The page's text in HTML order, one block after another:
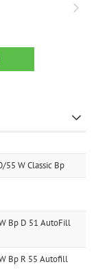
W Classic Bp
Bp D 51 AutoFill
Bp R 55 Autofill